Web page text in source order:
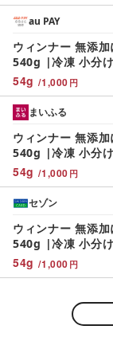
54g /1,000 円
au PAY
ウィンナー 無添
540g |冷凍 小分
粗挽き ビール 食
答 BBQ 焼肉 子ど
54g /1,000 円
まいふる
ウィンナー 無添
540g |冷凍 小分
粗挽き ビール 食
答 BBQ 焼肉 子ど
54g /1,000 円
セゾン
ウィンナー 無添
540g |冷凍 小分
粗挽き ビール 食
答 BBQ 焼肉 子ど